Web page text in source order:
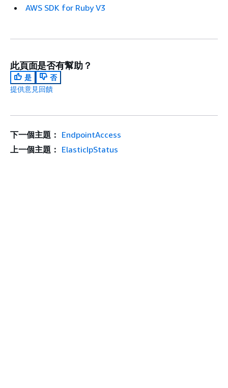
AWS SDK for Ruby V3
此頁面是否有幫助？
是
否
提供意見回饋
下一個主題： EndpointAccess
上一個主題： ElasticIpStatus